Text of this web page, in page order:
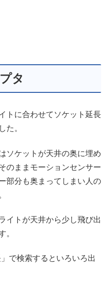
タ
トに合わせてソケット延長
た。
ソケットが天井の奥に埋め
のままモーションセンサー
部分も奥まってしまい人の
イトが天井から少し飛び出
。
で検索するといろいろ出